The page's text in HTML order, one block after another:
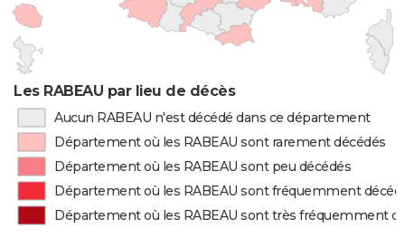
Les RABEAU par lieu de décès
Aucun RABEAU n'est décédé dans ce département
Département où les RABEAU sont rarement décédés
Département où les RABEAU sont peu décédés
Département où les RABEAU sont fréquemment
Département où les RABEAU sont très fréquemment